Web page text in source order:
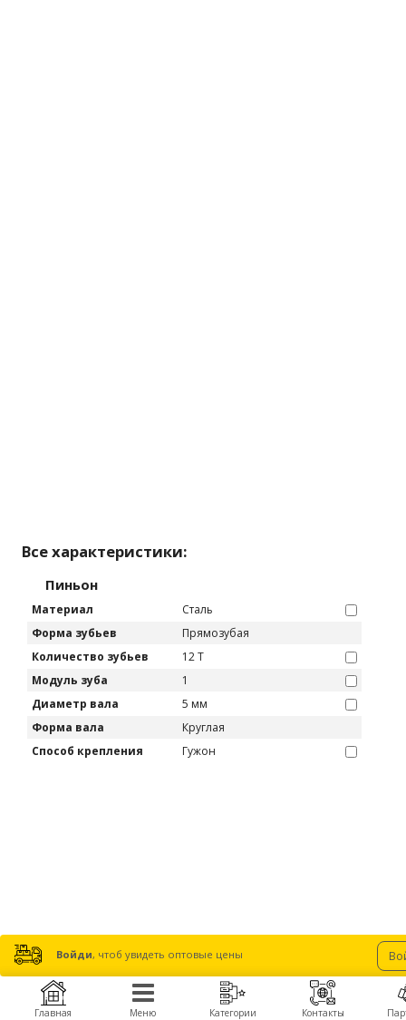
Все характеристики:
Пиньон
Материал
Сталь
Форма зубьев
Прямозубая
Количество зубьев
12 T
Модуль зуба
1
Диаметр вала
5 мм
Форма вала
Круглая
Способ крепления
Гужон
Войди, чтоб увидеть оптовые цены
Главная Меню Категории Контакты